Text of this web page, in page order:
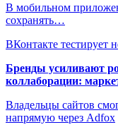
В мобильном
сохранять…
ВКонтакте тестирует
Бренды усиливают
коллаборации:
Владельцы сайтов
напрямую через Adfox